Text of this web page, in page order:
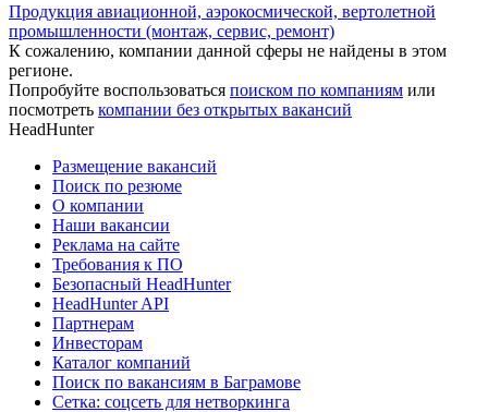
Продукция авиационной, аэрокосмической, вертолетной
промышленности (монтаж, сервис, ремонт)
К сожалению, компании данной сферы не найдены в этом
регионе.
Попробуйте воспользоваться поиском по компаниям или
посмотреть компании без открытых вакансий
HeadHunter
Размещение вакансий
Поиск по резюме
О компании
Наши вакансии
Реклама на сайте
Требования к ПО
Безопасный HeadHunter
HeadHunter API
Партнерам
Инвесторам
Каталог компаний
Поиск по вакансиям в Баграмове
Сетка: соцсеть для нетворкинга